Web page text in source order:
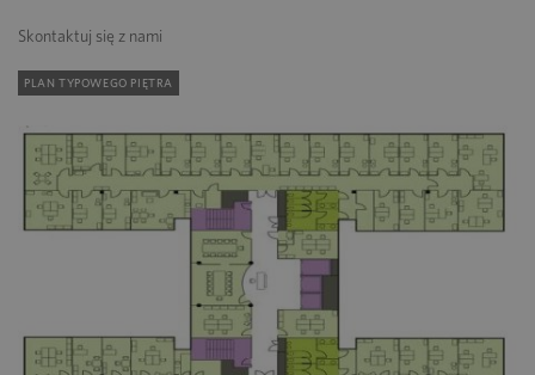
Skontaktuj się z nami
PLAN TYPOWEGO PIĘTRA